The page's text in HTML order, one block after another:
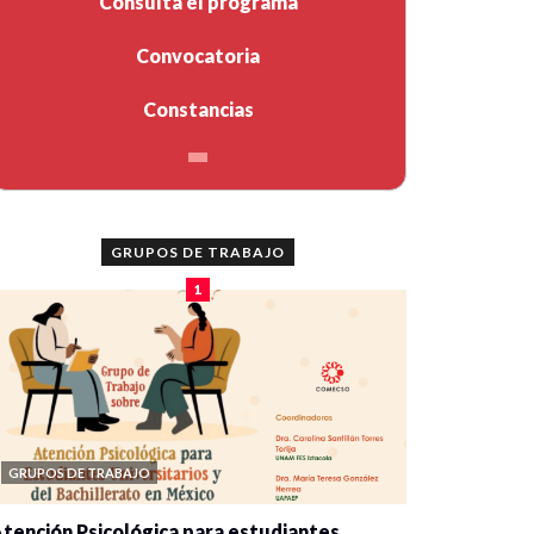
Convocatoria
Constancias
GRUPOS DE TRABAJO
1
GRUPOS DE TRABAJO